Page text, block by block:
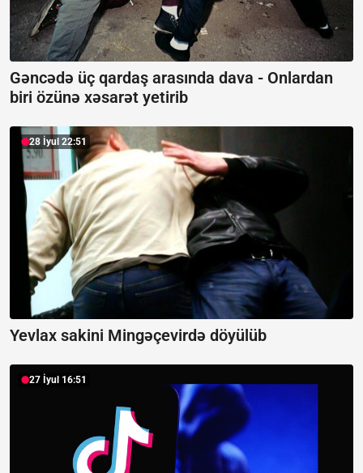
Gəncədə üç qardaş arasında dava - Onlardan
biri özünə xəsarət yetirib
28 İyul 22:51
Yevlax sakini Mingəçevirdə döyülüb
27 İyul 16:51